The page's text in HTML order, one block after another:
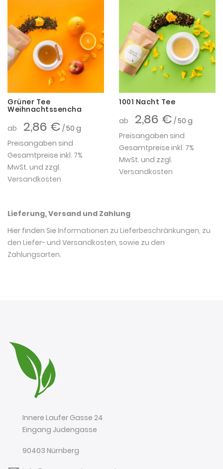
Grüner Tee
Weihnachtssencha
ab
2,86 € / 50 g
Preisangaben sind
Gesamtpreise inkl. 7%
MwSt. und zzgl.
Versandkosten
1001 Nacht Tee
ab
2,86 € / 50 g
Preisangaben sind
Gesamtpreise inkl. 7%
MwSt. und zzgl.
Versandkosten
Lieferung, Versand und Zahlung
Hier finden Sie Informationen zu Lieferbeschränkungen, zu
den Liefer- und Versandkosten, sowie zu den
Zahlungsarten.
Innere Laufer Gasse 24
Eingang Judengasse
90403 Nürnberg